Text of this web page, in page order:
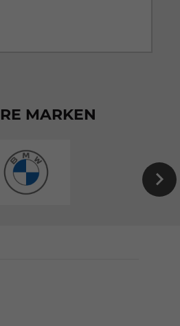
MARKEN
EU-
Neuwagen